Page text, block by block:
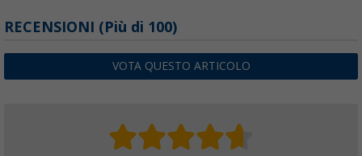
RECENSIONI (Più di 100)
VOTA QUESTO ARTICOLO